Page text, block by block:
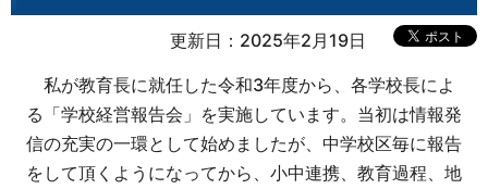
更新日：2025年2月19日
私が教育長に就任した令和3年度から、各学校長によ
る「学校経営報告会」を実施しています。当初は情報発
信の充実の一環として始めましたが、中学校区毎に報告
をして頂くようになってから、小中連携、教育過程、地